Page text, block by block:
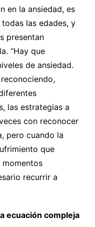
en la ansiedad, es
las edades, y
presentan
“Hay que
de ansiedad.
las estrategias a
con reconocer
pero cuando la
que
recurrir a
ecuación compleja